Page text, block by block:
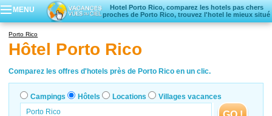
MENU
Hotel Porto Rico, comparez les hotels pas chers
proches de Porto Rico, trouvez l'hotel le mieux situé
Locations vacances
Villages vacances
Porto Rico
Hôtel Porto Rico
Comparez les offres d'hotels près de Porto Rico en un clic.
Campings Hôtels Locations Villages vacances